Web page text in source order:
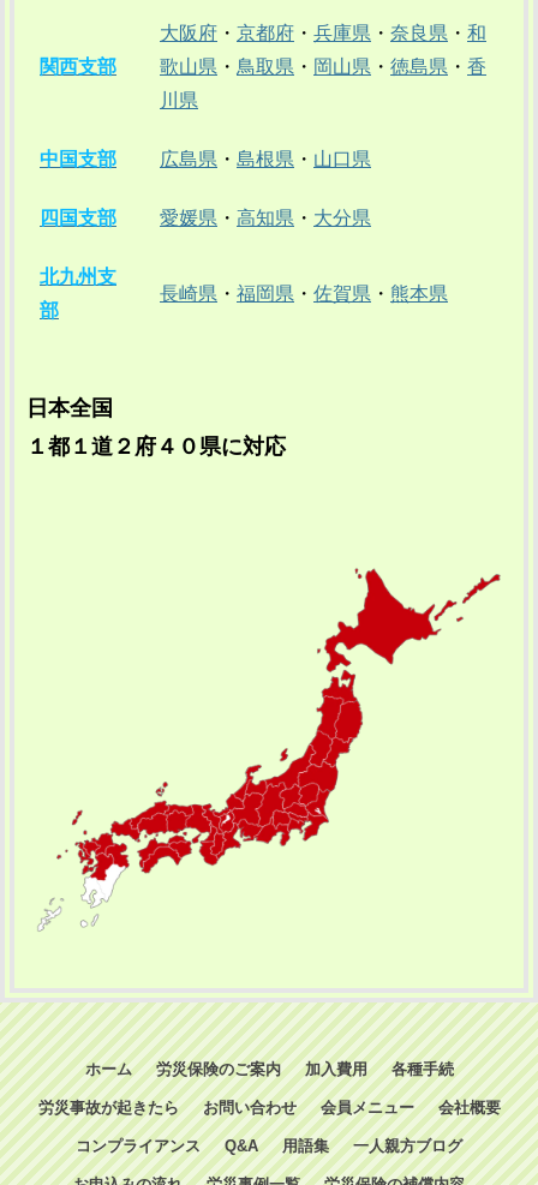
関西支部
大阪府 ・ 京都府 ・ 兵庫県 ・ 奈良県 ・ 和
歌山県 ・ 鳥取県 ・ 岡山県 ・ 徳島県 ・ 香
川県
中国支部 広島県 ・ 島根県 ・ 山口県
四国支部 愛媛県 ・ 高知県 ・ 大分県
北九州支
部
長崎県 ・ 福岡県 ・ 佐賀県 ・ 熊本県
日本全国
１都１道２府４０県に対応
ホーム 労災保険のご案内 加入費用 各種手続
労災事故が起きたら お問い合わせ 会員メニュー 会社概要
コンプライアンス Q&A 用語集 一人親方ブログ